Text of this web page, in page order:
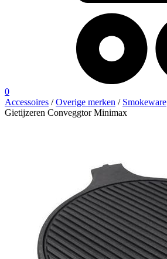
0
Accessoires /Overige merken / Smokeware
Gietijzeren Conveggtor Minimax